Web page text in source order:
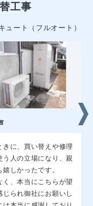
取替工事
取替
ができずに困ってい
なく生活すことが出
いてもいろいろとア
ももてました。柔軟
した。